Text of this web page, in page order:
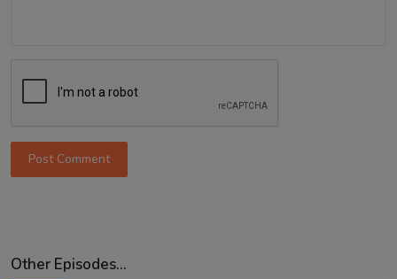
Post Comment
Other Episodes...